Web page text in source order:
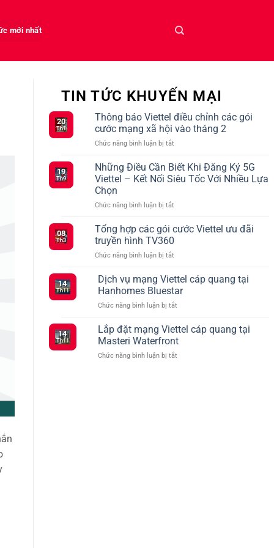
mới nhất
TIN TỨC KHUYẾN MẠI
20
Th1
Thông báo Viettel điều chỉnh các gói
cước mạng xã hội vào tháng 2
Chức năng bình luận bị tắtở
báo
Viettel
điều
các
cước
mạng
hội
tháng
2
19
Th9
Những Điều Cần Biết Khi Đăng Ký 5G
Viettel – Kết Nối Siêu Tốc Với Nhiều Lựa
Chọn
Chức năng bình luận bị tắtở
Điều
Cần
Biết
Khi
Ký
5G
–
Nối
Siêu
Tốc
Với
08
Th3
Tổng hợp các gói cước Viettel ưu đãi
truyền hình TV360
Chức năng bình luận bị tắtở
hợp
gói
cước
ưu
đãi
hình
14
Th11
Dịch vụ mạng Viettel cáp quang tại
Hanhomes Bluestar
Chức năng bình luận bị tắtở
vụ
mạng
Viettel
cáp
14
Th11
Lắp đặt mạng Viettel cáp quang tại
Masteri Waterfront
Chức năng bình luận bị tắtở